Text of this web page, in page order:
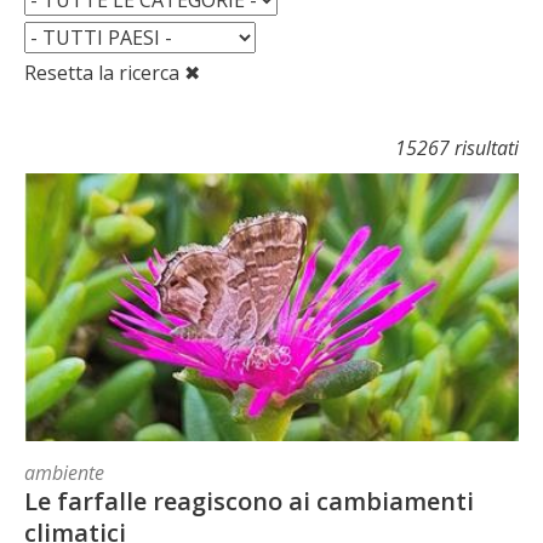
Resetta la ricerca ✖
15267 risultati
ambiente
Le farfalle reagiscono ai cambiamenti
climatici